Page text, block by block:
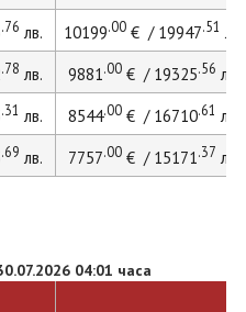
.76 лв. 10199.00€ / 19947.51 лв.
.78 лв. 9881.00€ / 19325.56 лв.
.31 лв. 8544.00€ / 16710.61 лв.
.69 лв. 7757.00€ / 15171.37 лв.
04:01 часа